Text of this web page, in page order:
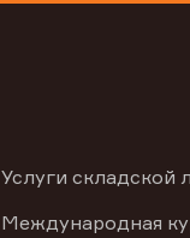
Услуги складской
Международная